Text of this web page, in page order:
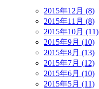
2015年12月 (8)
2015年11月 (8)
2015年10月 (11)
2015年9月 (10)
2015年8月 (13)
2015年7月 (12)
2015年6月 (10)
2015年5月 (11)